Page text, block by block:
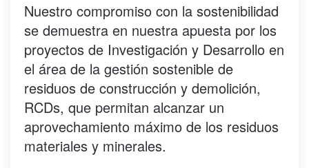
Nuestro compromiso con la sostenibilidad
se demuestra en nuestra apuesta por los
proyectos de Investigación y Desarrollo en
el área de la gestión sostenible de
residuos de construcción y demolición,
RCDs, que permitan alcanzar un
aprovechamiento máximo de los residuos
materiales y minerales.